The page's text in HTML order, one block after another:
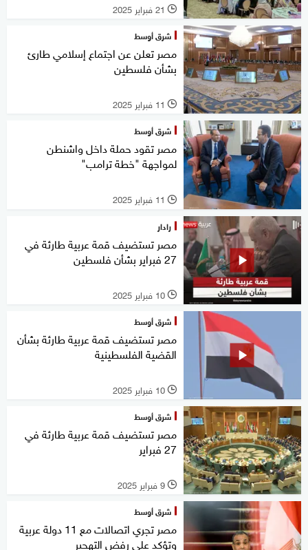
l 21 فبراير 2025
شرق أوسط
مصر تعلن عن اجتماع إسلامي طارئ
بشأن فلسطين
l 11 فبراير 2025
شرق أوسط
مصر تقود حملة داخل واشنطن
لمواجهة "خطة ترامب"
l 11 فبراير 2025
رادار
مصر تستضيف قمة عربية طارئة في
27 فبراير بشأن فلسطين
l 10 فبراير 2025
شرق أوسط
مصر تستضيف قمة عربية طارئة بشأن
القضية الفلسطينية
l 10 فبراير 2025
شرق أوسط
مصر تستضيف قمة عربية طارئة في
27 فبراير
l 9 فبراير 2025
شرق أوسط
مصر تجري اتصالات مع 11 دولة عربية
وتؤكد على رفض التهجير